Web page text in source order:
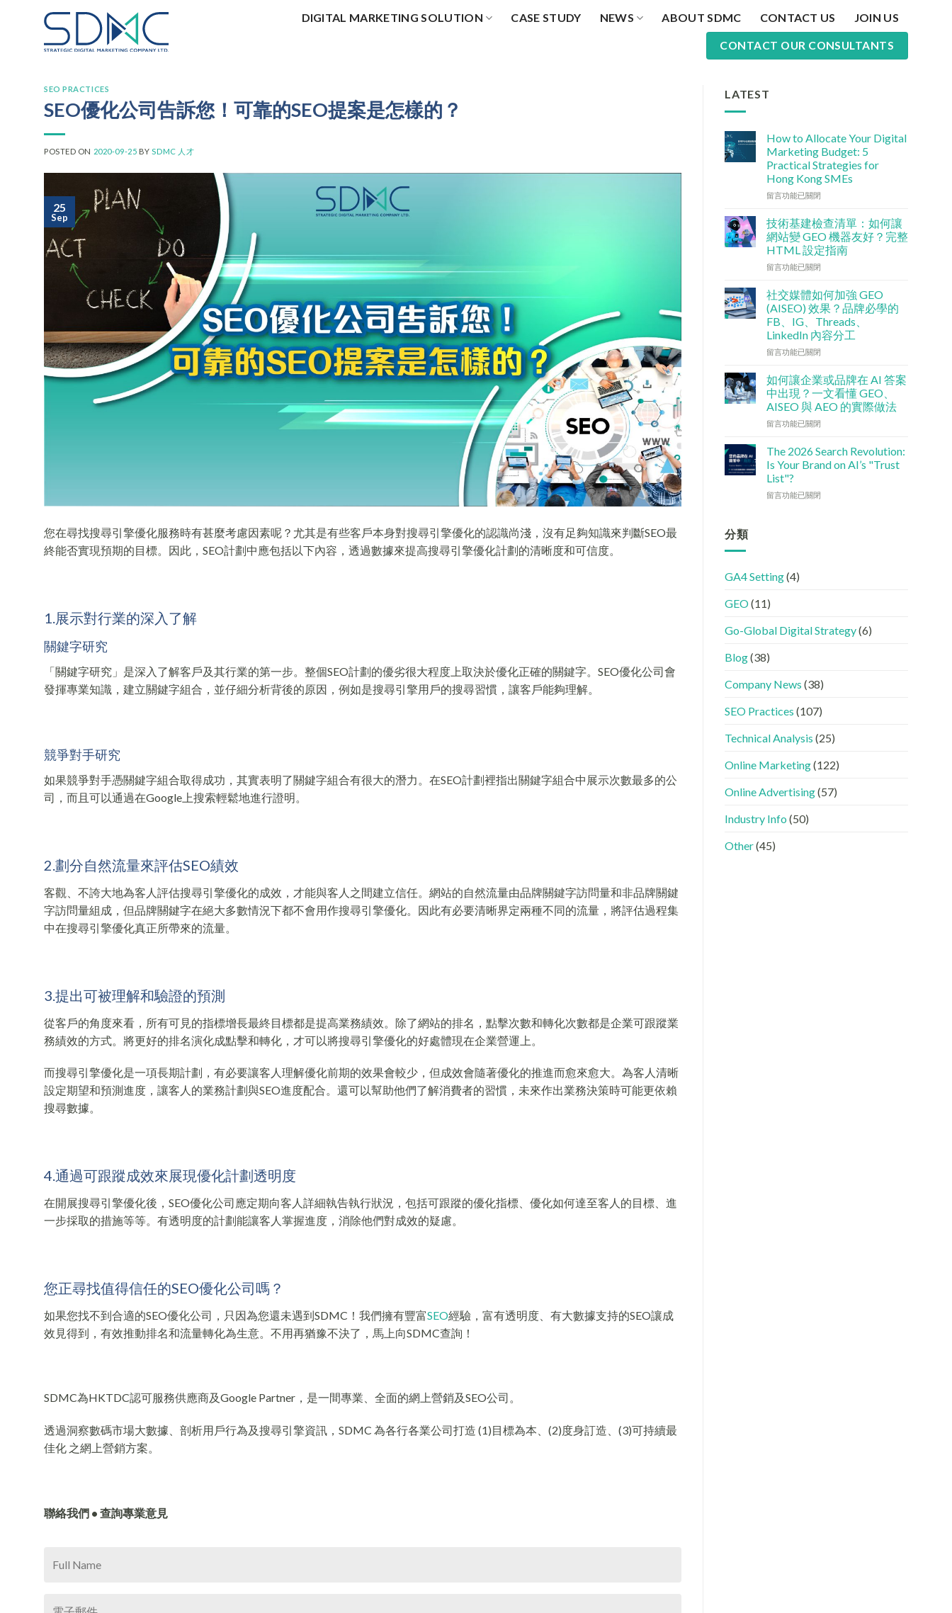
DIGITAL MARKETING SOLUTION CASE STUDY NEWS ABOUT SDMC CONTACT US JOIN US
CONTACT OUR CONSULTANTS
SEO PRACTICES
SEO優化公司告訴您！可靠的SEO提案是怎樣的？
POSTED ON 2020-09-25 BY SDMC 人才
25
Sep
您在尋找搜尋引擎優化服務時有甚麼考慮因素呢？尤其是有些客戶本身對搜尋引擎優化的認識尚淺，沒有足夠知識來判斷SEO最
終能否實現預期的目標。因此，SEO計劃中應包括以下內容，透過數據來提高搜尋引擎優化計劃的清晰度和可信度。
1.展示對行業的深入了解
關鍵字研究
「關鍵字研究」是深入了解客戶及其行業的第一步。整個SEO計劃的優劣很大程度上取決於優化正確的關鍵字。SEO優化公司會
發揮專業知識，建立關鍵字組合，並仔細分析背後的原因，例如是搜尋引擎用戶的搜尋習慣，讓客戶能夠理解。
競爭對手研究
如果競爭對手憑關鍵字組合取得成功，其實表明了關鍵字組合有很大的潛力。在SEO計劃裡指出關鍵字組合中展示次數最多的公
司，而且可以通過在Google上搜索輕鬆地進行證明。
2.劃分自然流量來評估SEO績效
客觀、不誇大地為客人評估搜尋引擎優化的成效，才能與客人之間建立信任。網站的自然流量由品牌關鍵字訪問量和非品牌關鍵
字訪問量組成，但品牌關鍵字在絕大多數情況下都不會用作搜尋引擎優化。因此有必要清晰界定兩種不同的流量，將評估過程集
中在搜尋引擎優化真正所帶來的流量。
3.提出可被理解和驗證的預測
從客戶的角度來看，所有可見的指標增長最終目標都是提高業務績效。除了網站的排名，點擊次數和轉化次數都是企業可跟蹤業
務績效的方式。將更好的排名演化成點擊和轉化，才可以將搜尋引擎優化的好處體現在企業營運上。
而搜尋引擎優化是一項長期計劃，有必要讓客人理解優化前期的效果會較少，但成效會隨著優化的推進而愈來愈大。為客人清晰
設定期望和預測進度，讓客人的業務計劃與SEO進度配合。還可以幫助他們了解消費者的習慣，未來作出業務決策時可能更依賴
搜尋數據。
4.通過可跟蹤成效來展現優化計劃透明度
在開展搜尋引擎優化後，SEO優化公司應定期向客人詳細執告執行狀況，包括可跟蹤的優化指標、優化如何達至客人的目標、進
一步採取的措施等等。有透明度的計劃能讓客人掌握進度，消除他們對成效的疑慮。
您正尋找值得信任的SEO優化公司嗎？
如果您找不到合適的SEO優化公司，只因為您還未遇到SDMC！我們擁有豐富SEO經驗，富有透明度、有大數據支持的SEO讓成
效見得到，有效推動排名和流量轉化為生意。不用再猶豫不決了，馬上向SDMC查詢！
SDMC為HKTDC認可服務供應商及Google Partner，是一間專業、全面的網上營銷及SEO公司。
透過洞察數碼市場大數據、剖析用戶行為及搜尋引擎資訊，SDMC 為各行各業公司打造 (1)目標為本、(2)度身訂造、(3)可持續最
佳化 之網上營銷方案。
聯絡我們 • 查詢專業意見
LATEST
How to Allocate Your Digital
Marketing Budget: 5
Practical Strategies for
Hong Kong SMEs
在
碼
行
銷
預
算
分
配？
香
港
中
小
5
大
實
用
策
中
留言功能已關閉
技術基建檢查清單：如何讓
網站變 GEO 機器友好？完整
HTML 設定指南
在
術
基
建
檢
查
清
如
何
讓
網
站
GEO
機
器
友
好？
南〉
留言功能已關閉
社交媒體如何加強 GEO
(AISEO) 效果？品牌必學的
FB、IG、Threads、
LinkedIn 內容分工
在
交
媒
體
如
何
強
(AISEO)
效
果？
IG、
LinkedIn
容
工〉
中
留言功能已關閉
如何讓企業或品牌在 AI 答案
中出現？一文看懂 GEO、
AISEO 與 AEO 的實際做法
在
何
讓
企
業
或
中
現？
GEO、
與
的
際
中
留言功能已關閉
The 2026 Search Revolution:
Is Your Brand on AI’s "Trust
List"?
在
已
進
代
品
如
進
的
任
單」？〉
留言功能已關閉
分類
GA4 Setting(4)
GEO(11)
Go-Global Digital Strategy(6)
Blog(38)
Company News (38)
SEO Practices (107)
Technical Analysis (25)
Online Marketing(122)
Online Advertising(57)
Industry Info (50)
Other(45)